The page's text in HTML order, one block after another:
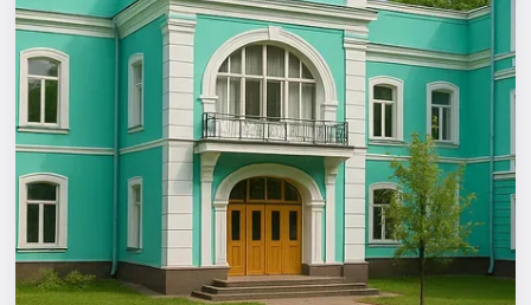
Города
Площадки
Артисты
Рейтинги